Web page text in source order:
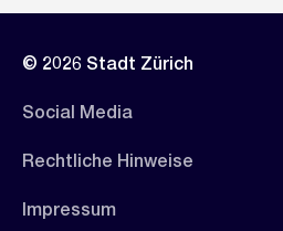
© 2026 Stadt Zürich
Social Media
Rechtliche Hinweise
Impressum